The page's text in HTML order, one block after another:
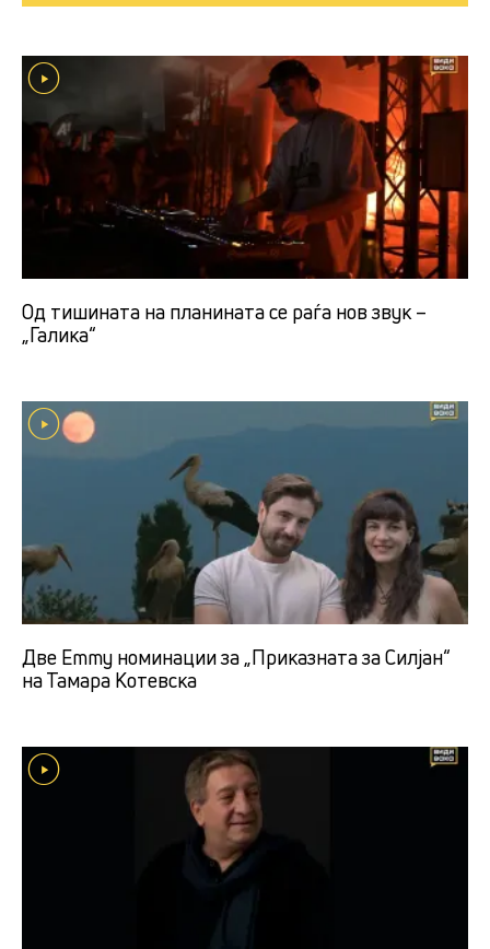
Од тишината на планината се раѓа нов звук –
„Галика“
Две Emmy номинации за „Приказната за Силјан“
на Тамара Котевска